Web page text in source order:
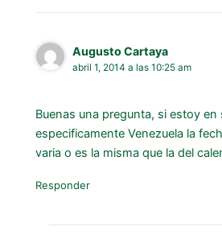
Augusto Cartaya
abril 1, 2014 a las 10:25 am
Buenas una pregunta, si estoy en
especificamente Venezuela la
varia o es la misma que la del
Responder